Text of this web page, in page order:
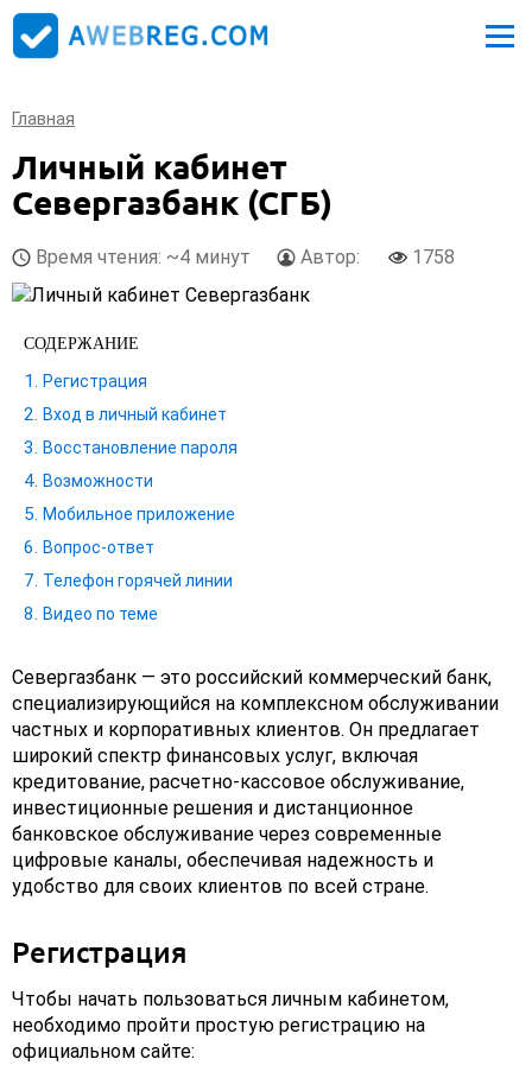
Главная
Личный кабинет
Севергазбанк (СГБ)
Время чтения: ~4 минут Автор: 1758
СОДЕРЖАНИЕ
Регистрация
Вход в личный кабинет
Восстановление пароля
Возможности
Мобильное приложение
Вопрос-ответ
Телефон горячей линии
Видео по теме
Севергазбанк — это российский коммерческий банк,
специализирующийся на комплексном обслуживании
частных и корпоративных клиентов. Он предлагает
широкий спектр финансовых услуг, включая
кредитование, расчетно-кассовое обслуживание,
инвестиционные решения и дистанционное
банковское обслуживание через современные
цифровые каналы, обеспечивая надежность и
удобство для своих клиентов по всей стране.
Регистрация
Чтобы начать пользоваться личным кабинетом,
необходимо пройти простую регистрацию на
официальном сайте: